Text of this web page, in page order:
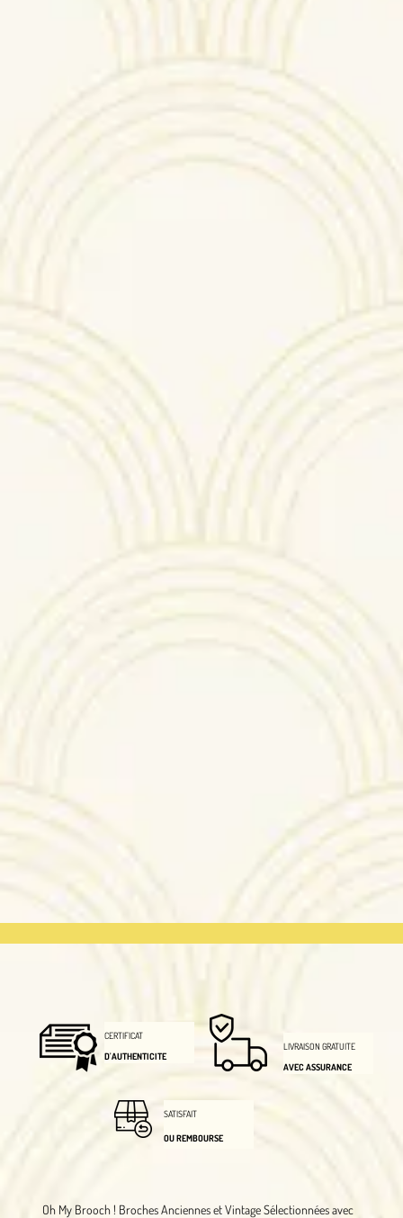
Oh My Brooch ! Broches Anciennes et Vintage Sélectionnées avec
CERTIFICAT
D'AUTHENTICITE
LIVRAISON GRATUITE
AVEC ASSURANCE
SATISFAIT
OU REMBOURSE